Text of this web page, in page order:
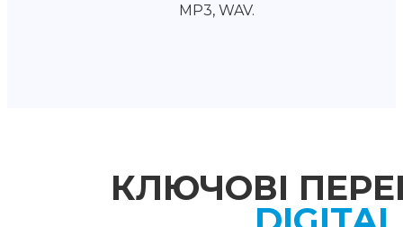
MP3, WAV.
КЛЮЧОВІ